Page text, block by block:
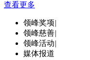
查看更多
领峰奖项|
领峰慈善|
领峰活动|
媒体报道